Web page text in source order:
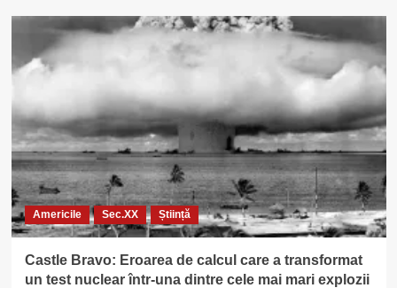
Mecanismul
de
ne
manualele
de
istorie
Americile Sec.XX Știință
Castle Bravo: Eroarea de calcul care a transformat
un test nuclear într-una dintre cele mai mari explozii